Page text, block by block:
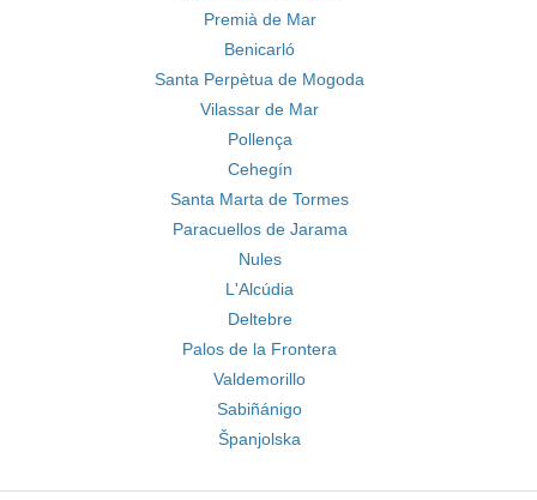
Premià de Mar
Benicarló
Santa Perpètua de Mogoda
Vilassar de Mar
Pollença
Cehegín
Santa Marta de Tormes
Paracuellos de Jarama
Nules
L'Alcúdia
Deltebre
Palos de la Frontera
Valdemorillo
Sabiñánigo
Španjolska